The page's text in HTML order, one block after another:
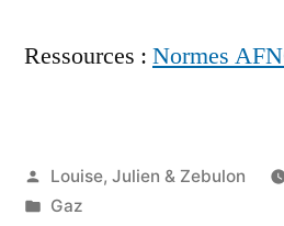
Ressources : Normes
Publié
par
Louise, Julien & Zebulon
Publié
Gaz